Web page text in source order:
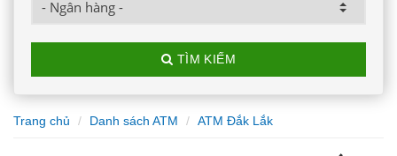
TÌM KIẾM
Trang chủ Danh sách ATM ATM Đắk Lắk